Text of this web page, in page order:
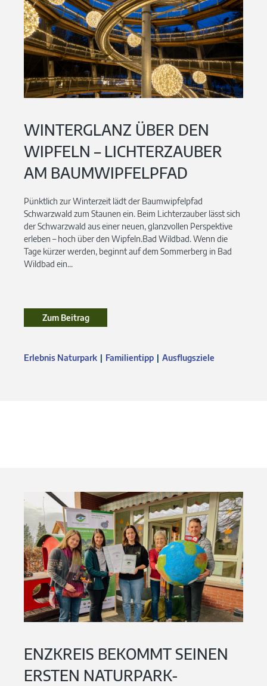
WINTERGLANZ ÜBER DEN
WIPFELN – LICHTERZAUBER
AM BAUMWIPFELPFAD
Pünktlich zur Winterzeit lädt der Baumwipfelpfad
Schwarzwald zum Staunen ein. Beim Lichterzauber lässt sich
der Schwarzwald aus einer neuen, glanzvollen Perspektive
erleben – hoch über den Wipfeln.Bad Wildbad. Wenn die
Tage kürzer werden, beginnt auf dem Sommerberg in Bad
Wildbad ein...
Zum BeitragZum Beitrag
Erlebnis Naturpark Familientipp Ausflugsziele
ENZKREIS BEKOMMT SEINEN
ERSTEN NATURPARK-